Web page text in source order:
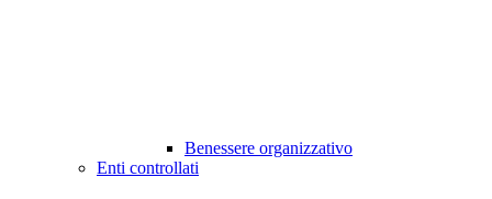
Benessere organizzativo
Enti controllati